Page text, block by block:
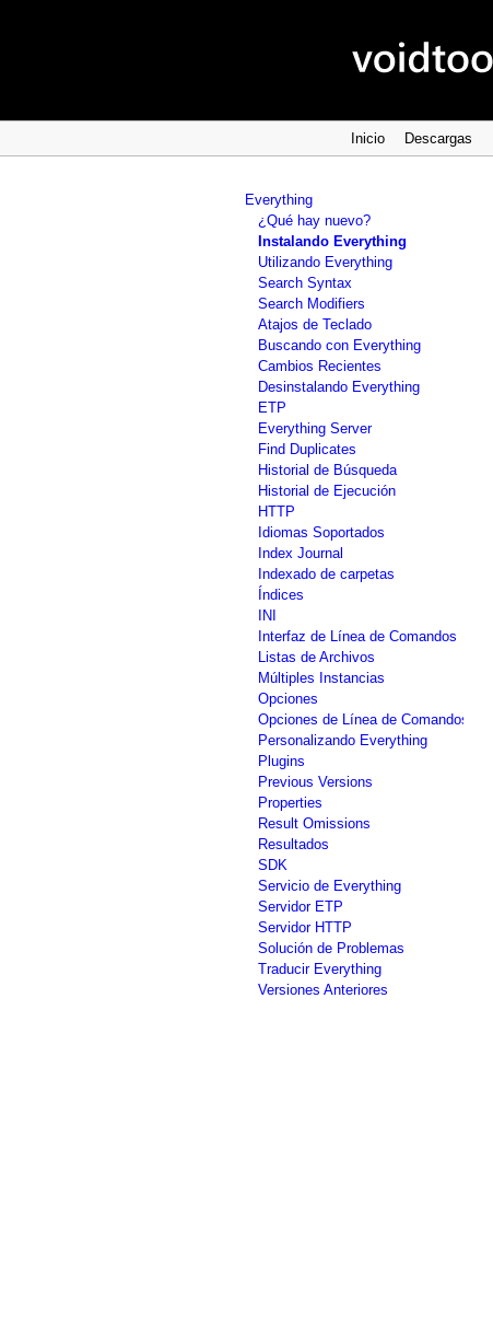
Inicio Descargas
Everything
¿Qué hay nuevo?
Instalando Everything
Utilizando Everything
Search Syntax
Search Modifiers
Atajos de Teclado
Buscando con Everything
Cambios Recientes
Desinstalando Everything
ETP
Everything Server
Find Duplicates
Historial de Búsqueda
Historial de Ejecución
HTTP
Idiomas Soportados
Index Journal
Indexado de carpetas
Índices
INI
Interfaz de Línea de Comandos
Listas de Archivos
Múltiples Instancias
Opciones
Opciones de Línea de Comandos
Personalizando Everything
Plugins
Previous Versions
Properties
Result Omissions
Resultados
SDK
Servicio de Everything
Servidor ETP
Servidor HTTP
Solución de Problemas
Traducir Everything
Versiones Anteriores